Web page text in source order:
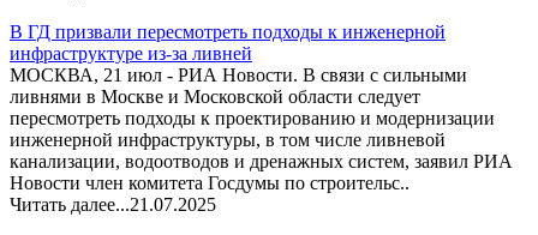
В ГД призвали пересмотреть подходы к инженерной
инфраструктуре из-за ливней
МОСКВА, 21 июл - РИА Новости. В связи с сильными
ливнями в Москве и Московской области следует
пересмотреть подходы к проектированию и модернизации
инженерной инфраструктуры, в том числе ливневой
канализации, водоотводов и дренажных систем, заявил РИА
Новости член комитета Госдумы по строительс..
Читать далее...21.07.2025